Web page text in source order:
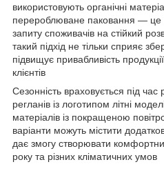
використовують органічні
перероблюване паковання — це
запиту споживачів на стійкий
такий підхід не тільки сприяє
підвищує привабливість
клієнтів
Сезонність враховується під час
регланів із логотипом літні
матеріалів із покращеною
варіанти можуть містити
дає змогу створювати
року та різних кліматичних умов